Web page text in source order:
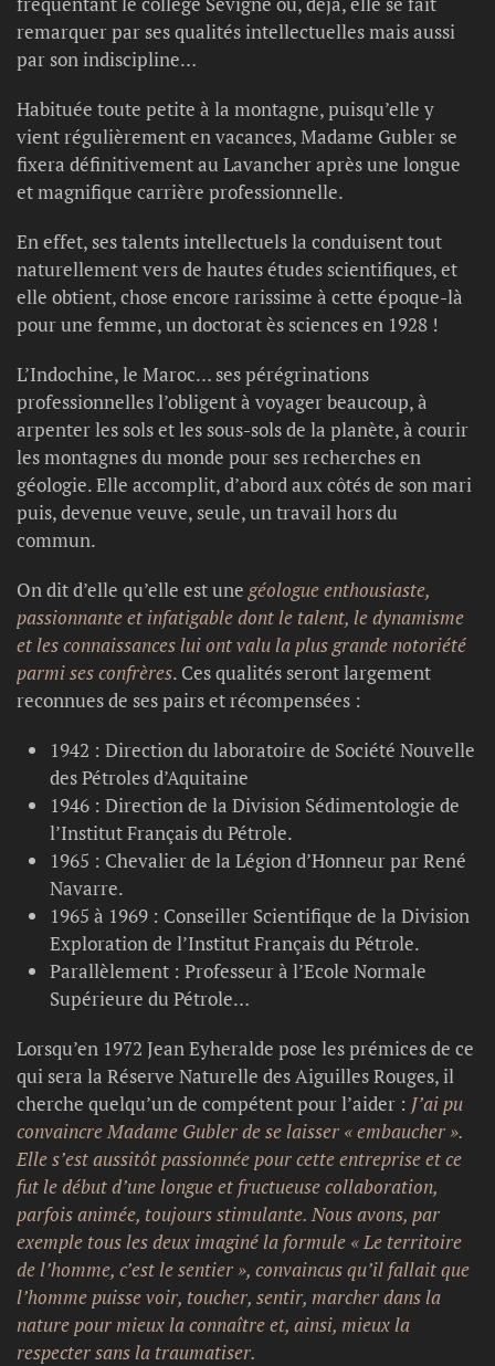
remarquer par ses qualités intellectuelles mais aussi
par son indiscipline…
Habituée toute petite à la montagne, puisqu’elle y
vient régulièrement en vacances, Madame Gubler se
fixera définitivement au Lavancher après une longue
et magnifique carrière professionnelle.
En effet, ses talents intellectuels la conduisent tout
naturellement vers de hautes études scientifiques, et
elle obtient, chose encore rarissime à cette époque-là
pour une femme, un doctorat ès sciences en 1928 !
L’Indochine, le Maroc… ses pérégrinations
professionnelles l’obligent à voyager beaucoup, à
arpenter les sols et les sous-sols de la planète, à courir
les montagnes du monde pour ses recherches en
géologie. Elle accomplit, d’abord aux côtés de son mari
puis, devenue veuve, seule, un travail hors du
commun.
On dit d’elle qu’elle est une géologue enthousiaste,
passionnante et infatigable dont le talent, le dynamisme
et les connaissances lui ont valu la plus grande notoriété
parmi ses confrères. Ces qualités seront largement
reconnues de ses pairs et récompensées :
1942 : Direction du laboratoire de Société Nouvelle
des Pétroles d’Aquitaine
1946 : Direction de la Division Sédimentologie de
l’Institut Français du Pétrole.
1965 : Chevalier de la Légion d’Honneur par René
Navarre.
1965 à 1969 : Conseiller Scientifique de la Division
Exploration de l’Institut Français du Pétrole.
Parallèlement : Professeur à l’Ecole Normale
Supérieure du Pétrole…
Lorsqu’en 1972 Jean Eyheralde pose les prémices de ce
qui sera la Réserve Naturelle des Aiguilles Rouges, il
cherche quelqu’un de compétent pour l’aider : J’ai pu
convaincre Madame Gubler de se laisser « embaucher ».
Elle s’est aussitôt passionnée pour cette entreprise et ce
fut le début d’une longue et fructueuse collaboration,
parfois animée, toujours stimulante. Nous avons, par
exemple tous les deux imaginé la formule « Le territoire
de l’homme, c’est le sentier », convaincus qu’il fallait que
l’homme puisse voir, toucher, sentir, marcher dans la
nature pour mieux la connaître et, ainsi, mieux la
respecter sans la traumatiser.